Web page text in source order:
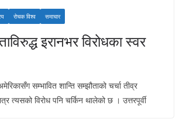
रोचक विश्व समाचार
इरानभर विरोधका स्वर
सम्भावित शान्ति सम्झौताको चर्चा तीव्र
त्यसको विरोध पनि चर्किन थालेको छ । उत्तरपूर्वी